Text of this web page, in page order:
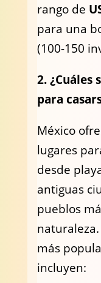
rango de
para una
(100-150
2. ¿Cuáles
para
México
lugares
desde
antiguas
pueblos
más
incluyen: